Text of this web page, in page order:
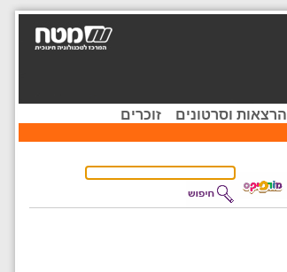
הרצאות וסרטונים זוכרים